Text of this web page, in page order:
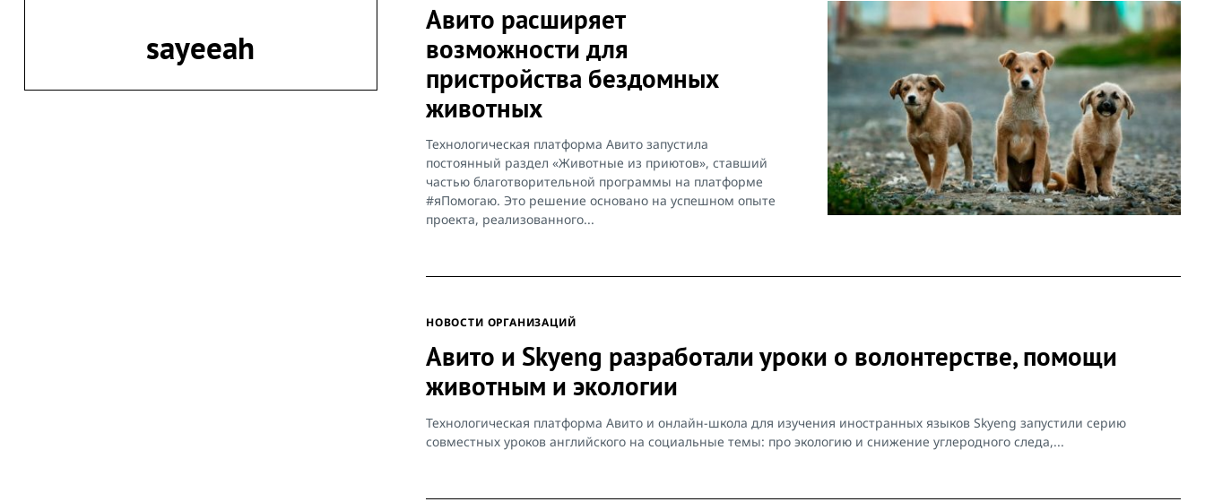
sayeeah
Авито расширяет
возможности для
пристройства бездомных
животных
Технологическая платформа Авито запустила
постоянный раздел «Животные из приютов», ставший
частью благотворительной программы на платформе
#яПомогаю. Это решение основано на успешном опыте
проекта, реализованного...
НОВОСТИ ОРГАНИЗАЦИЙ
Авито и Skyeng разработали уроки о волонтерстве, помощи
животным и экологии
Технологическая платформа Авито и онлайн-школа для изучения иностранных языков Skyeng запустили серию
совместных уроков английского на социальные темы: про экологию и снижение углеродного следа,...